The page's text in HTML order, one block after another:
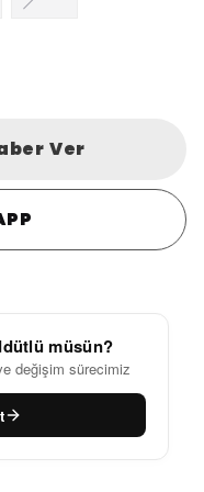
Ver
müsün?
değişim sürecimiz